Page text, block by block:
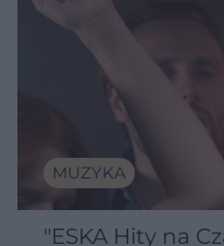
MUZYKA
"ESKA Hity na